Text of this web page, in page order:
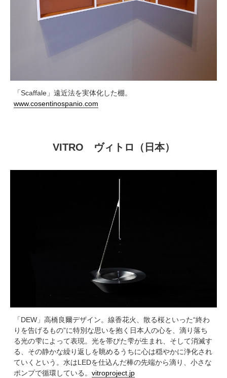
「Scaffale」遠近法を実体化した棚。
www.cosentinospanio.com
VITRO ヴィトロ（日本）
「DEW」高橋良爾デザイン。線香花火、散る桜といった“終わ
りを告げるもの”に特別な思いを抱く日本人の心を、滴り落ち
る光の雫によって表現。光を帯びた雫が生まれ、そして消滅す
る、その静かな繰り返しを眺めるうちに心は穏やかに浄化され
ていくという。水はLEDを仕込んだ棒の先端から滴り、小さな
ポンプで循環している。 vitroproject.jp